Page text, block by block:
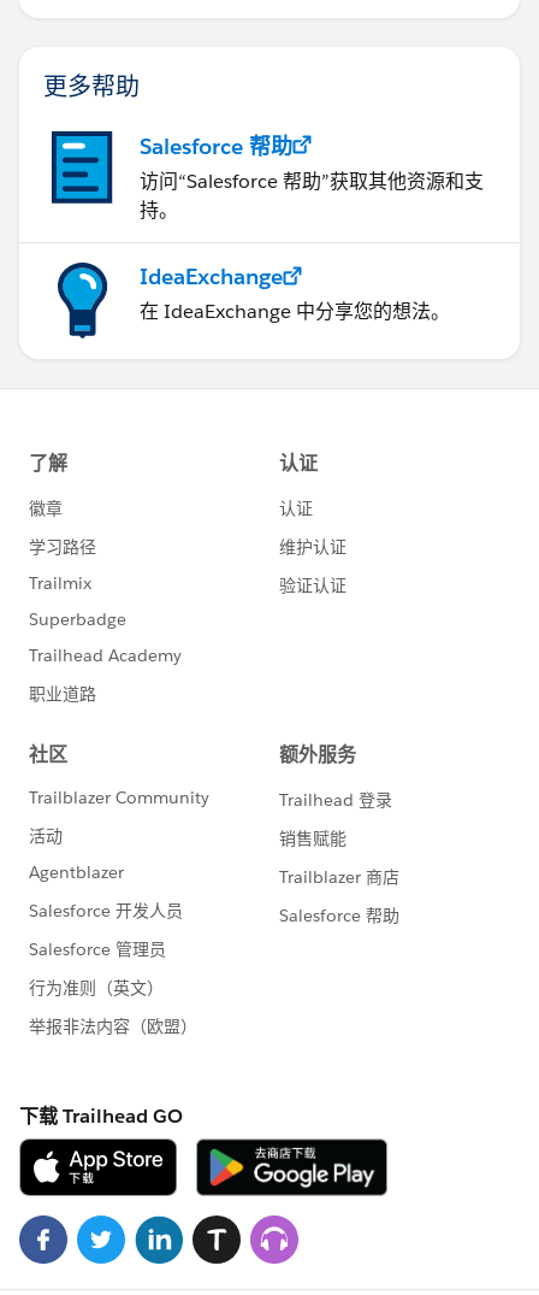
更多帮助
Salesforce 帮助
访问“Salesforce 帮助”获取其他资源和支
持。
IdeaExchange
在 IdeaExchange 中分享您的想法。